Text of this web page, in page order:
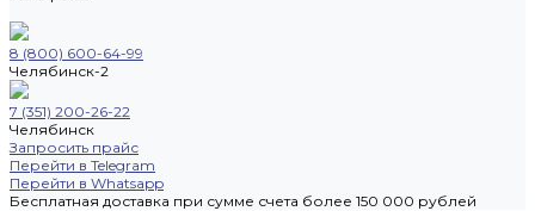
8 (800) 600-64-99
Челябинск-2
7 (351) 200-26-22
Челябинск
Запросить прайс
Перейти в Telegram
Перейти в Whatsapp
Бесплатная доставка при сумме счета более 150 000 рублей